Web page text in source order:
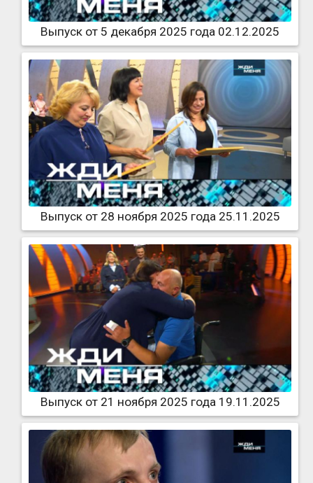
Выпуск от 5 декабря 2025 года 02.12.2025
Выпуск от 28 ноября 2025 года 25.11.2025
Выпуск от 21 ноября 2025 года 19.11.2025